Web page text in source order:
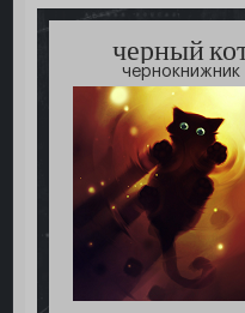
черный
чернокнижник